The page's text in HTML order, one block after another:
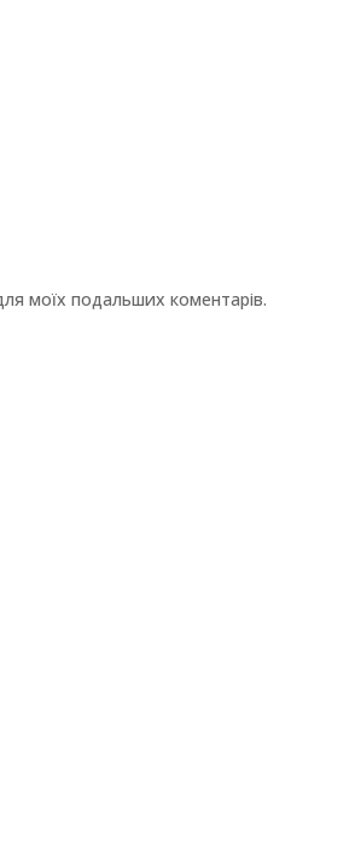
моїх подальших коментарів.